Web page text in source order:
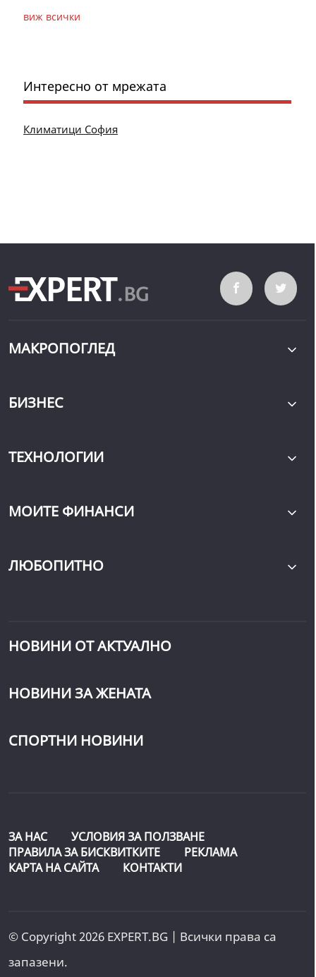
виж всички
Интересно от мрежата
Климатици София
МАКРОПОГЛЕД
БИЗНЕС
ТЕХНОЛОГИИ
МОИТЕ ФИНАНСИ
ЛЮБОПИТНО
НОВИНИ ОТ АКТУАЛНО
НОВИНИ ЗА ЖЕНАТА
СПОРТНИ НОВИНИ
ЗА НАС
УСЛОВИЯ ЗА ПОЛЗВАНЕ
ПРАВИЛА ЗА БИСКВИТКИТЕ
РЕКЛАМА
КАРТА НА САЙТА
КОНТАКТИ
© Copyright 2026 EXPERT.BG | Всички права са
запазени.